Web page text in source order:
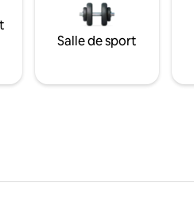
Salle de sport